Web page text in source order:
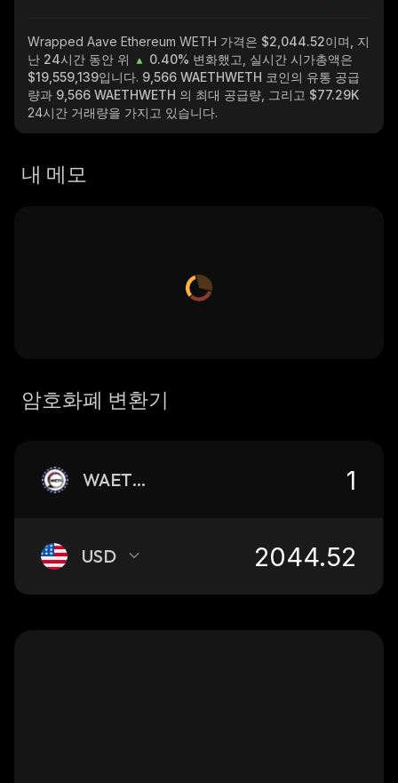
Wrapped Aave Ethereum WETH 가격은 $2,044.52이며, 지
난 24시간 동안 위
0.40% 변화했고, 실시간 시가총액은
$19,559,139입니다. 9,566 WAETHWETH 코인의 유통 공급
량과 9,566 WAETHWETH 의 최대 공급량, 그리고 $77.29K
24시간 거래량을 가지고 있습니다.
내 메모
암호화폐 변환기
WAETHWETH
USD